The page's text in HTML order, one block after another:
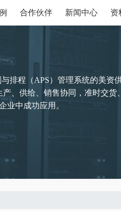
合作伙伴 新闻中心 资
排程（APS）管理系统的美资
、供给、销售协同，准时交货、
业中成功应用。